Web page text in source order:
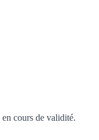
cours de validité.